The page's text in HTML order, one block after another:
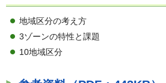
地域区分の考え方
3ゾーンの特性と課題
10地域区分